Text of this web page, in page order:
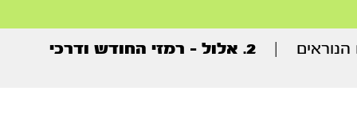
| 2. אלול – רמזי החודש ודרכי